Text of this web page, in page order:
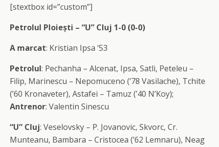
[stextbox id=”custom”]
Petrolul Ploiești – “U” Cluj 1-0 (0-0)
A marcat: Kristian Ipsa ‘53
Petrolul: Pechanha – Alcenat, Ipsa, Satli, Peteleu –
Filip, Marinescu – Nepomuceno (’78 Vasilache), Tchite
(’60 Kronaveter), Astafei – Tamuz (’40 N’Koy);
Antrenor: Valentin Sinescu
“U” Cluj: Veselovsky – P. Jovanovic, Skvorc, Cr.
Munteanu, Bambara – Cristocea (’62 Lemnaru), Neag